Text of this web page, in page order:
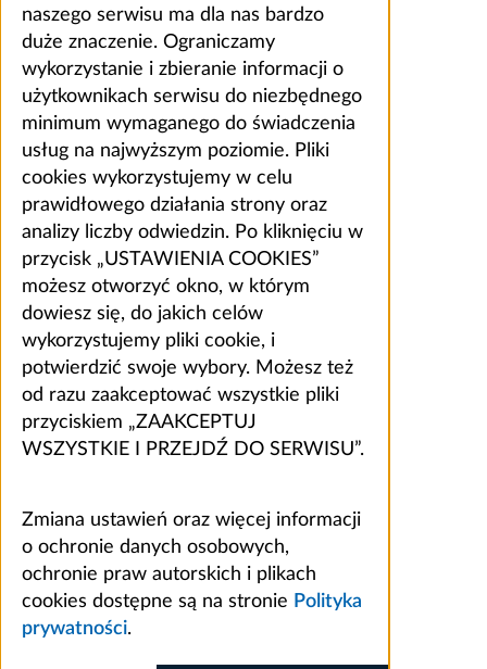
naszego serwisu ma dla nas bardzo
duże znaczenie. Ograniczamy
wykorzystanie i zbieranie informacji o
użytkownikach serwisu do niezbędnego
minimum wymaganego do świadczenia
usług na najwyższym poziomie. Pliki
cookies wykorzystujemy w celu
prawidłowego działania strony oraz
analizy liczby odwiedzin. Po kliknięciu w
przycisk „USTAWIENIA COOKIES”
możesz otworzyć okno, w którym
dowiesz się, do jakich celów
wykorzystujemy pliki cookie, i
potwierdzić swoje wybory. Możesz też
od razu zaakceptować wszystkie pliki
przyciskiem „ZAAKCEPTUJ
WSZYSTKIE I PRZEJDŹ DO SERWISU”.
Zmiana ustawień oraz więcej informacji
o ochronie danych osobowych,
ochronie praw autorskich i plikach
cookies dostępne są na stronie Polityka
prywatności.